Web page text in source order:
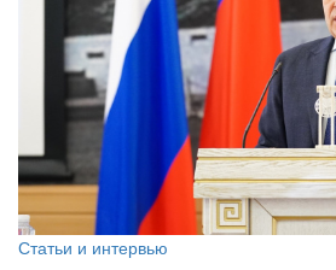
Статьи и интервью